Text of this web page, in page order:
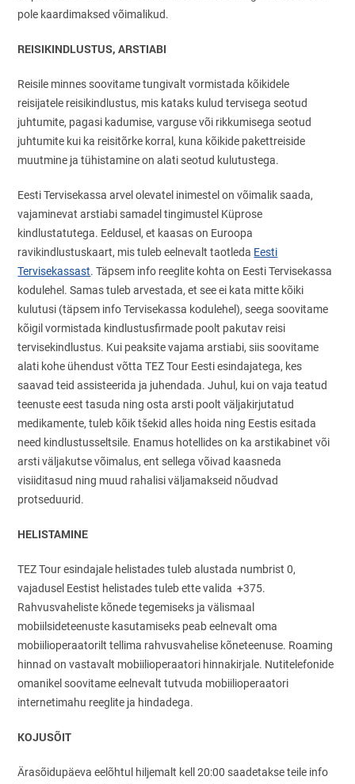
pole kaardimaksed võimalikud.
REISIKINDLUSTUS, ARSTIABI
Reisile minnes soovitame tungivalt vormistada kõikidele
reisijatele reisikindlustus, mis kataks kulud tervisega seotud
juhtumite, pagasi kadumise, varguse või rikkumisega seotud
juhtumite kui ka reisitõrke korral, kuna kõikide pakettreiside
muutmine ja tühistamine on alati seotud kulutustega.
Eesti Tervisekassa arvel olevatel inimestel on võimalik saada,
vajaminevat arstiabi samadel tingimustel Küprose
kindlustatutega. Eeldusel, et kaasas on Euroopa
ravikindlustuskaart, mis tuleb eelnevalt taotleda Eesti
Tervisekassast. Täpsem info reeglite kohta on Eesti Tervisekassa
kodulehel. Samas tuleb arvestada, et see ei kata mitte kõiki
kulutusi (täpsem info Tervisekassa kodulehel), seega soovitame
kõigil vormistada kindlustusfirmade poolt pakutav reisi
tervisekindlustus. Kui peaksite vajama arstiabi, siis soovitame
alati kohe ühendust võtta TEZ Tour Eesti esindajatega, kes
saavad teid assisteerida ja juhendada. Juhul, kui on vaja teatud
teenuste eest tasuda ning osta arsti poolt väljakirjutatud
medikamente, tuleb kõik tšekid alles hoida ning Eestis esitada
need kindlustusseltsile. Enamus hotellides on ka arstikabinet või
arsti väljakutse võimalus, ent sellega võivad kaasneda
visiiditasud ning muud rahalisi väljamakseid nõudvad
protseduurid.
HELISTAMINE
TEZ Tour esindajale helistades tuleb alustada numbrist 0,
vajadusel Eestist helistades tuleb ette valida +375.
Rahvusvaheliste kõnede tegemiseks ja välismaal
mobiilsideteenuste kasutamiseks peab eelnevalt oma
mobiilioperaatorilt tellima rahvusvahelise kõneteenuse. Roaming
hinnad on vastavalt mobiilioperaatori hinnakirjale. Nutitelefonide
omanikel soovitame eelnevalt tutvuda mobiilioperaatori
internetimahu reeglite ja hindadega.
KOJUSÕIT
Ärasõidupäeva eelõhtul hiljemalt kell 20:00 saadetakse teile info